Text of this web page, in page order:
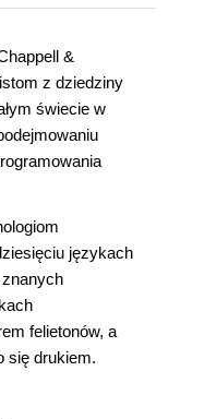
&
z dziedziny
świecie w
językach
felietonów, a
się drukiem.